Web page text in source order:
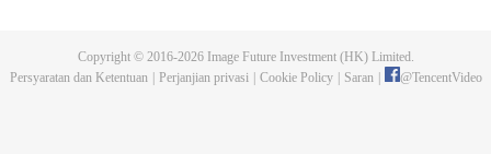
Xingyun menghadapi rintangan itu dan menjadi pendekar nomor wahid di
Copyright © 2016-2026Image Future Investment (HK) Limited.
Persyaratan dan Ketentuan
Perjanjian privasi Cookie Policy Saran @TencentVideo